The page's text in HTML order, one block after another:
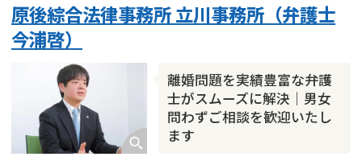
財産分与
内縁の夫婦 熟年離婚
離婚問題を実績豊富な弁護
士がスムーズに解決｜男女
問わずご相談を歓迎いたし
ます
原後綜合法律事務所 立川事務所（弁護士
今浦啓）